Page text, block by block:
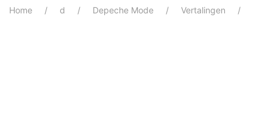
Home d Depeche Mode Vertalingen